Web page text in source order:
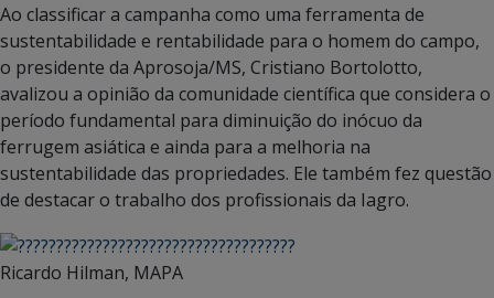
Ao classificar a campanha como uma ferramenta de
sustentabilidade e rentabilidade para o homem do campo,
o presidente da Aprosoja/MS, Cristiano Bortolotto,
avalizou a opinião da comunidade científica que considera o
período fundamental para diminuição do inócuo da
ferrugem asiática e ainda para a melhoria na
sustentabilidade das propriedades. Ele também fez questão
de destacar o trabalho dos profissionais da Iagro.
Ricardo Hilman, MAPA